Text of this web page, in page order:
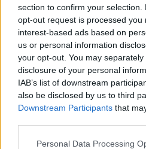
section to confirm your
opt-out request is processed you
interest-based ads based on
us or personal information
your opt-out. You may
disclosure of your personal
IAB’s list of downstream
also be disclosed by us to third
Downstream Participants that
Please note that this website/
Personal Data Processing
FORMA-1
Bankot
FORMA-1
Amerikai
köthet ki